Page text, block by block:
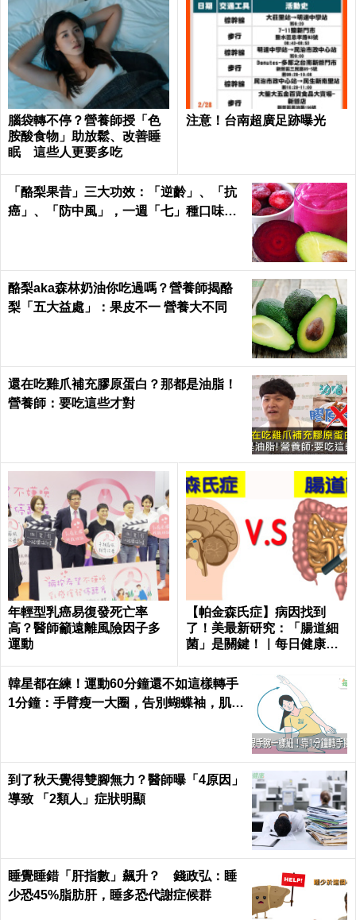
腦袋轉不停？營養師授「色
胺酸食物」助放鬆、改善睡
眠 這些人更要多吃
注意！台南超廣足跡曝光
「酪梨果昔」三大功效：「逆齡」、「抗
癌」、「防中風」，一週「七」種口味，
酪梨aka森林奶油你吃過嗎？營養師揭酪
梨「五大益處」：果皮不一 營養大不同
還在吃雞爪補充膠原蛋白？那都是油脂！
營養師：要吃這些才對
年輕型乳癌易復發死亡率
高？醫師籲遠離風險因子多
運動
【帕金森氏症】病因找到
了！美最新研究：「腸道細
菌」是關鍵！｜每日健康He
韓星都在練！運動60分鐘還不如這樣轉手
1分鐘：手臂瘦一大圈，告別蝴蝶袖，肌肉
到了秋天覺得雙腳無力？醫師曝「4原因」
導致 「2類人」症狀明顯
睡覺睡錯「肝指數」飆升？ 錢政弘：睡
少恐45%脂肪肝，睡多恐代謝症候群